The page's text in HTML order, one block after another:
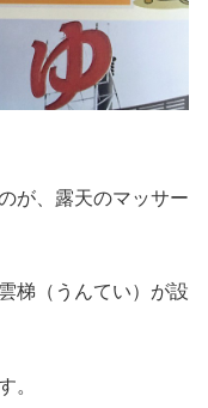
が、露天のマッサー
梯（うんてい）が設
。